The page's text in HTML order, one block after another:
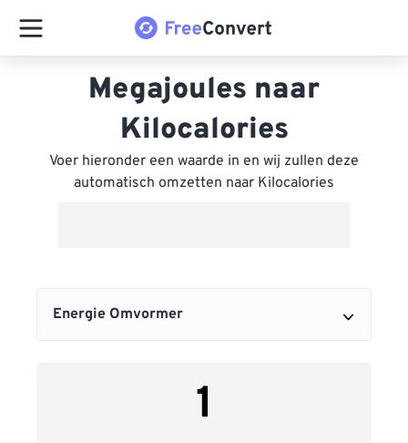
Megajoules naar
Kilocalories
Voer hieronder een waarde in en wij zullen deze
automatisch omzetten naar Kilocalories